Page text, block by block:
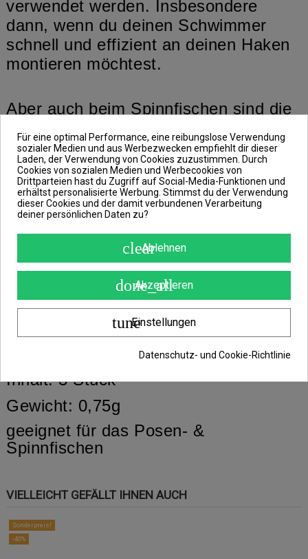
verwendet werden. Insbesondere
dann, wenn du deinen Schwimmer
schnell und effizient an deinen Haken
montieren möchtest.
Aber auch beim Spinnfischen sind die
Floats eine unschätzbare Hilfe.
Besonders durch ihre 2 Gummirisse,
die auf das Rig gespannt sind, wird
dieses Schnellwechsel-System
geradezu spektakulär.
Beim Zusammenbau dieses System
solltest du aber nicht vergessen, dass
das Floats-System bereits ein
Eigengewicht von 0,75g besitzt.
Inhalt: 3 Stück
Gewicht: 0,75g
geeignet für das Posen- &
Spinnfischen
VIELLEICHT GEFÄLLT IHNEN AUCH
Sonderpreis!
-40%
Für eine optimal Performance, eine reibungslose Verwendung
sozialer Medien und aus Werbezwecken empfiehlt dir dieser
Laden, der Verwendung von Cookies zuzustimmen. Durch
Cookies von sozialen Medien und Werbecookies von
Drittparteien hast du Zugriff auf Social-Media-Funktionen und
erhältst personalisierte Werbung. Stimmst du der Verwendung
dieser Cookies und der damit verbundenen Verarbeitung
deiner persönlichen Daten zu?
clearAblehnen
done_all
Akzeptieren
tuneEinstellungen
Datenschutz- und Cookie-Richtlinie